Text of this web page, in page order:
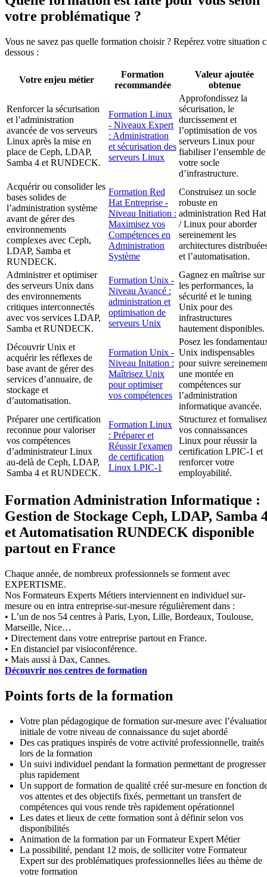
votre problématique ?
Vous ne savez pas quelle formation choisir ? Repérez votre situation
dessous :
Votre enjeu métier
Formation
recommandée
Valeur ajoutée
obtenue
Renforcer la sécurisation
et l’administration
avancée de vos serveurs
Linux après la mise en
place de Ceph, LDAP,
Samba 4 et RUNDECK.
Formation Linux
- Niveaux Expert
: Administration
et sécurisation des
serveurs Linux
Approfondissez la
sécurisation, le
durcissement et
l’optimisation de vos
serveurs Linux pour
fiabiliser l’ensemble de
votre socle
d’infrastructure.
Acquérir ou consolider les
bases solides de
l’administration système
avant de gérer des
environnements
complexes avec Ceph,
LDAP, Samba et
RUNDECK.
Formation Red
Hat Entreprise -
Niveau Initiation :
Maximisez vos
Compétences en
Administration
Système
Construisez un socle
robuste en
administration Red Hat
/ Linux pour aborder
sereinement les
architectures
et l’automatisation.
Administrer et optimiser
des serveurs Unix dans
des environnements
critiques interconnectés
avec vos services LDAP,
Samba et RUNDECK.
Formation Unix -
Niveau Avancé :
administration et
optimisation de
serveurs Unix
Gagnez en maîtrise sur
les performances, la
sécurité et le tuning
Unix pour des
infrastructures
hautement disponibles.
Découvrir Unix et
acquérir les réflexes de
base avant de gérer des
services d’annuaire, de
stockage et
d’automatisation.
Formation Unix -
Niveau Initation :
Maîtrisez Unix
pour optimiser
vos compétences
Posez les
Unix indispensables
pour suivre
une montée en
compétences sur
l’administration
informatique avancée.
Préparer une certification
reconnue pour valoriser
vos compétences
d’administrateur Linux
au-delà de Ceph, LDAP,
Samba 4 et RUNDECK.
Formation Linux
: Préparer et
Réussir l'examen
de certification
Linux LPIC-1
Structurez et formalisez
vos connaissances
Linux pour réussir la
certification LPIC-1 et
renforcer votre
employabilité.
Formation Administration Informatique :
Gestion de Stockage Ceph, LDAP, Samba
et Automatisation RUNDECK disponible
partout en France
Chaque année, de nombreux professionnels se forment avec
EXPERTISME.
Nos Formateurs Experts Métiers interviennent en individuel sur-
mesure ou en intra entreprise-sur-mesure régulièrement dans :
• L’un de nos 54 centres à Paris, Lyon, Lille, Bordeaux, Toulouse,
Marseille, Nice…
• Directement dans votre entreprise partout en France.
• En distanciel par visioconférence.
• Mais aussi à Dax, Cannes.
Découvrir nos centres de formation
Points forts de la formation
Votre plan pédagogique de formation sur-mesure avec
initiale de votre niveau de connaissance du sujet abordé
Des cas pratiques inspirés de votre activité professionnelle, traités
lors de la formation
Un suivi individuel pendant la formation permettant de progresser
plus rapidement
Un support de formation de qualité créé sur-mesure en fonction
vos attentes et des objectifs fixés, permettant un transfert de
compétences qui vous rende très rapidement opérationnel
Les dates et lieux de cette formation sont à définir selon vos
disponibilités
Animation de la formation par un Formateur Expert Métier
La possibilité, pendant 12 mois, de solliciter votre Formateur
Expert sur des problématiques professionnelles liées au thème de
votre formation